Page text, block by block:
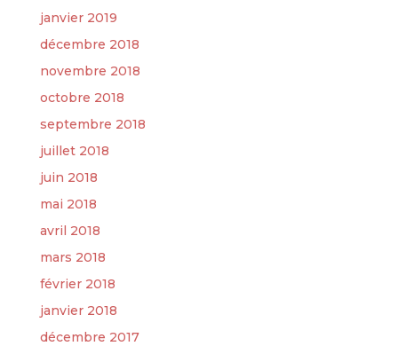
janvier 2019
décembre 2018
novembre 2018
octobre 2018
septembre 2018
juillet 2018
juin 2018
mai 2018
avril 2018
mars 2018
février 2018
janvier 2018
décembre 2017